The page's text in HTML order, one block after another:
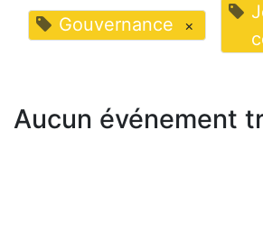
Gouvernance ×
Aucun événement